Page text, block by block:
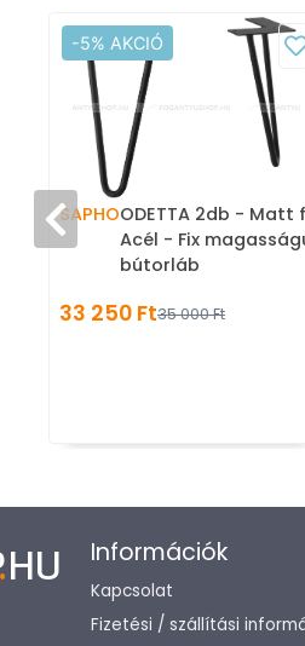
-5% AKCIÓ
SAPHOODETTA 2db - Matt
Acél - Fix
bútorláb
33 250 Ft35 000 Ft
HU Információk
Kapcsolat
Fizetési / szállítási